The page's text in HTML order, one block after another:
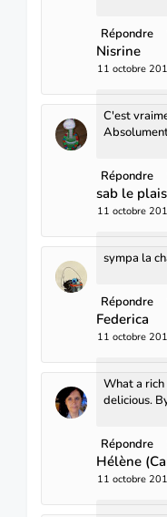
Répondre
Nisrine
11 octobre
C'est
Répondre
sab le
11 octobre
sympa la
Répondre
Federica
11 octobre
What a
delicious.
Répondre
Hélène
11 octobre